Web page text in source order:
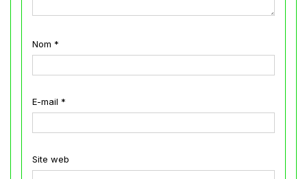
Nom *
E-mail *
Site web